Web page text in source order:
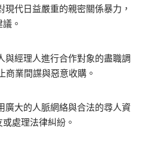
現代日益嚴重的親密關係暴力，
。
與經理人進行合作對象的盡職調
業間諜與惡意收購。
廣大的人脈網絡與合法的尋人資
處理法律糾紛。